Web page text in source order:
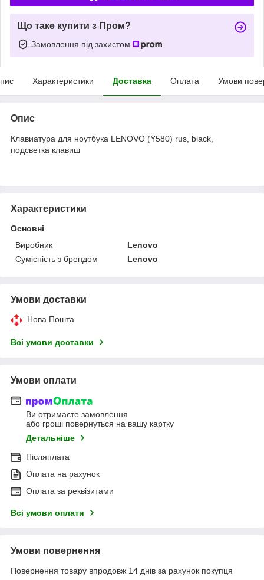
Що таке купити з Пром?
Замовлення під захистом
Характеристики Доставка Оплата Умови
Опис
Клавиатура для ноутбука LENOVO (Y580) rus, black,
подсветка клавиш
Характеристики
Основні
Виробник
Lenovo
Сумісність з брендом
Lenovo
Умови доставки
Нова Пошта
Всі умови доставки
Умови оплати
Ви отримаєте замовлення
або гроші повернуться на вашу картку
Детальніше
Післяплата
Оплата на рахунок
Оплата за реквізитами
Всі умови оплати
Умови повернення
Повернення товару впродовж 14 днів за рахунок покупця